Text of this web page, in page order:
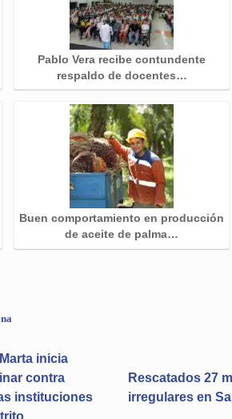
Pablo Vera recibe contundente
respaldo de docentes…
Buen comportamiento en producción
de aceite de palma…
inicia
contra
instituciones
Rescatados 27
irregulares en